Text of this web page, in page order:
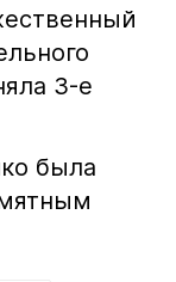
3-е
была